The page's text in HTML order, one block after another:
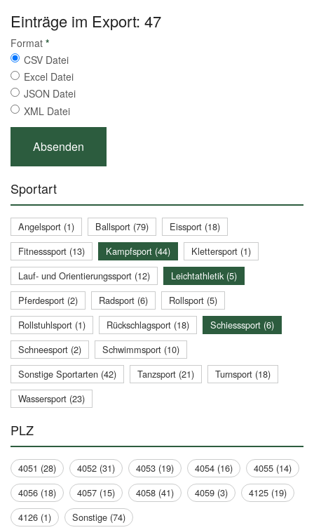
Einträge im Export: 47
Format *
CSV Datei
Excel Datei
JSON Datei
XML Datei
Sportart
Angelsport (1) Ballsport (79)
Eissport (18)
Fitnesssport (13)
Kampfsport (44)
Klettersport (1)
Lauf- und Orientierungssport (12)
Leichtathletik (5)
Pferdesport (2)
Radsport (6)
Rollsport (5)
Rollstuhlsport (1)
Rückschlagsport (18)
Schiesssport (6)
Schneesport (2)
Schwimmsport (10)
Sonstige Sportarten (42)
Tanzsport (21)
Turnsport (18)
Wassersport (23)
PLZ
4051 (28) 4052 (31) 4053 (19) 4054 (16)
4055 (14)
4056 (18)
4057 (15) 4058 (41) 4059 (3)
4125 (19)
4126 (1)
Sonstige (74)